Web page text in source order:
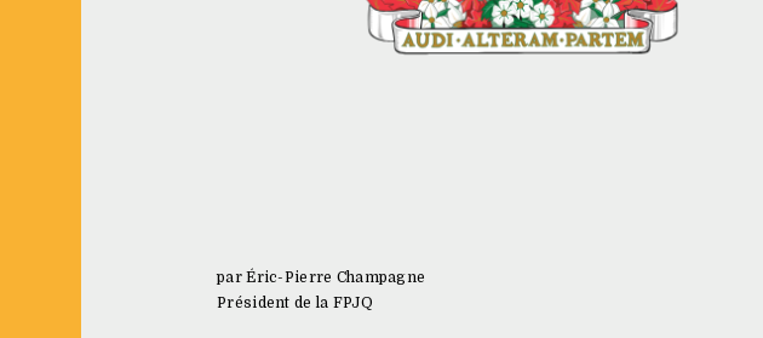
par Éric-Pierre Champagne
Président de la FPJQ